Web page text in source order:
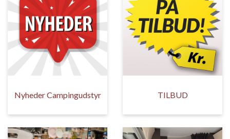
Nyheder Campingudstyr TILBUD